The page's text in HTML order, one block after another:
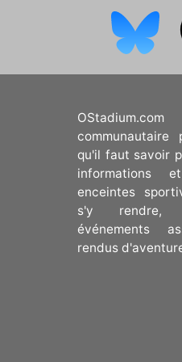
qu'il faut savoir
informations
enceintes
s'y rendre,
événements
rendus